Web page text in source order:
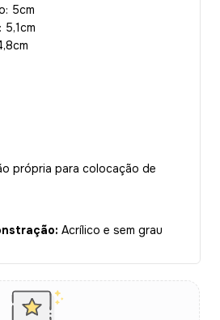
5cm
própria para colocação de
Acrílico e sem grau